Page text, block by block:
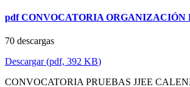
pdf CONVOCATORIA ORGANIZACIÓN
70 descargas
Descargar(pdf, 392 KB)
CONVOCATORIA PRUEBAS JJEE